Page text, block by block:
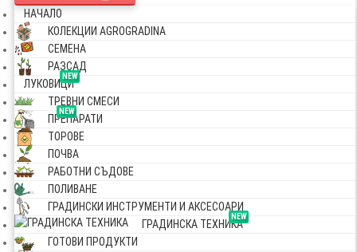
НАЧАЛО
КОЛЕКЦИИ AGROGRADINA
СЕМЕНА
РАЗСАД
NEW
ЛУКОВИЦИ
ТРЕВНИ СМЕСИ
NEW
ПРЕПАРАТИ
ТОРОВЕ
ПОЧВА
РАБОТНИ СЪДОВЕ
ПОЛИВАНЕ
ГРАДИНСКИ ИНСТРУМЕНТИ И АКСЕСОАРИ
NEW
ГРАДИНСКА ТЕХНИКА
ГОТОВИ ПРОДУКТИ